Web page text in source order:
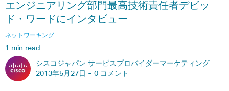
エンジニアリング部門最高技術責任者デビッ
ド・ワードにインタビュー
ネットワーキング
1 min read
シスコジャパン サービスプロバイダーマーケティング
2013年5月27日 - 0 コメント